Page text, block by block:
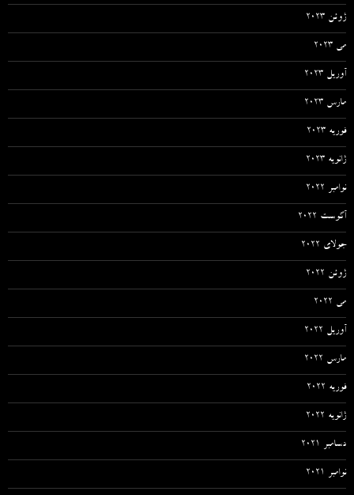
ژوئن 2023
می 2023
آوریل 2023
مارس 2023
فوریه 2023
ژانویه 2023
نوامبر 2022
آگوست 2022
جولای 2022
ژوئن 2022
می 2022
آوریل 2022
مارس 2022
فوریه 2022
ژانویه 2022
دسامبر 2021
نوامبر 2021